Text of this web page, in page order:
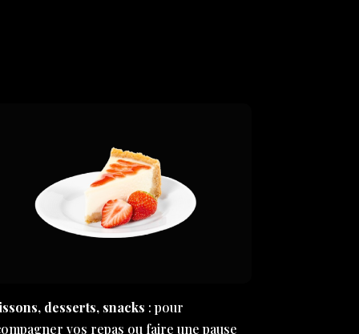
desserts, snacks : pour
vos repas ou faire une pause